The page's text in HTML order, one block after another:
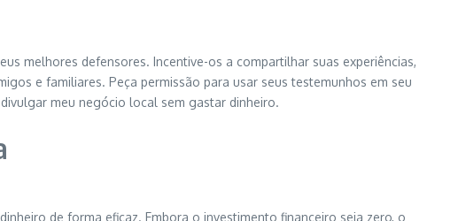
melhores defensores. Incentive-os a compartilhar suas experiências,
e familiares. Peça permissão para usar seus testemunhos em seu
meu negócio local sem gastar dinheiro.
de forma eficaz. Embora o investimento financeiro seja zero, o